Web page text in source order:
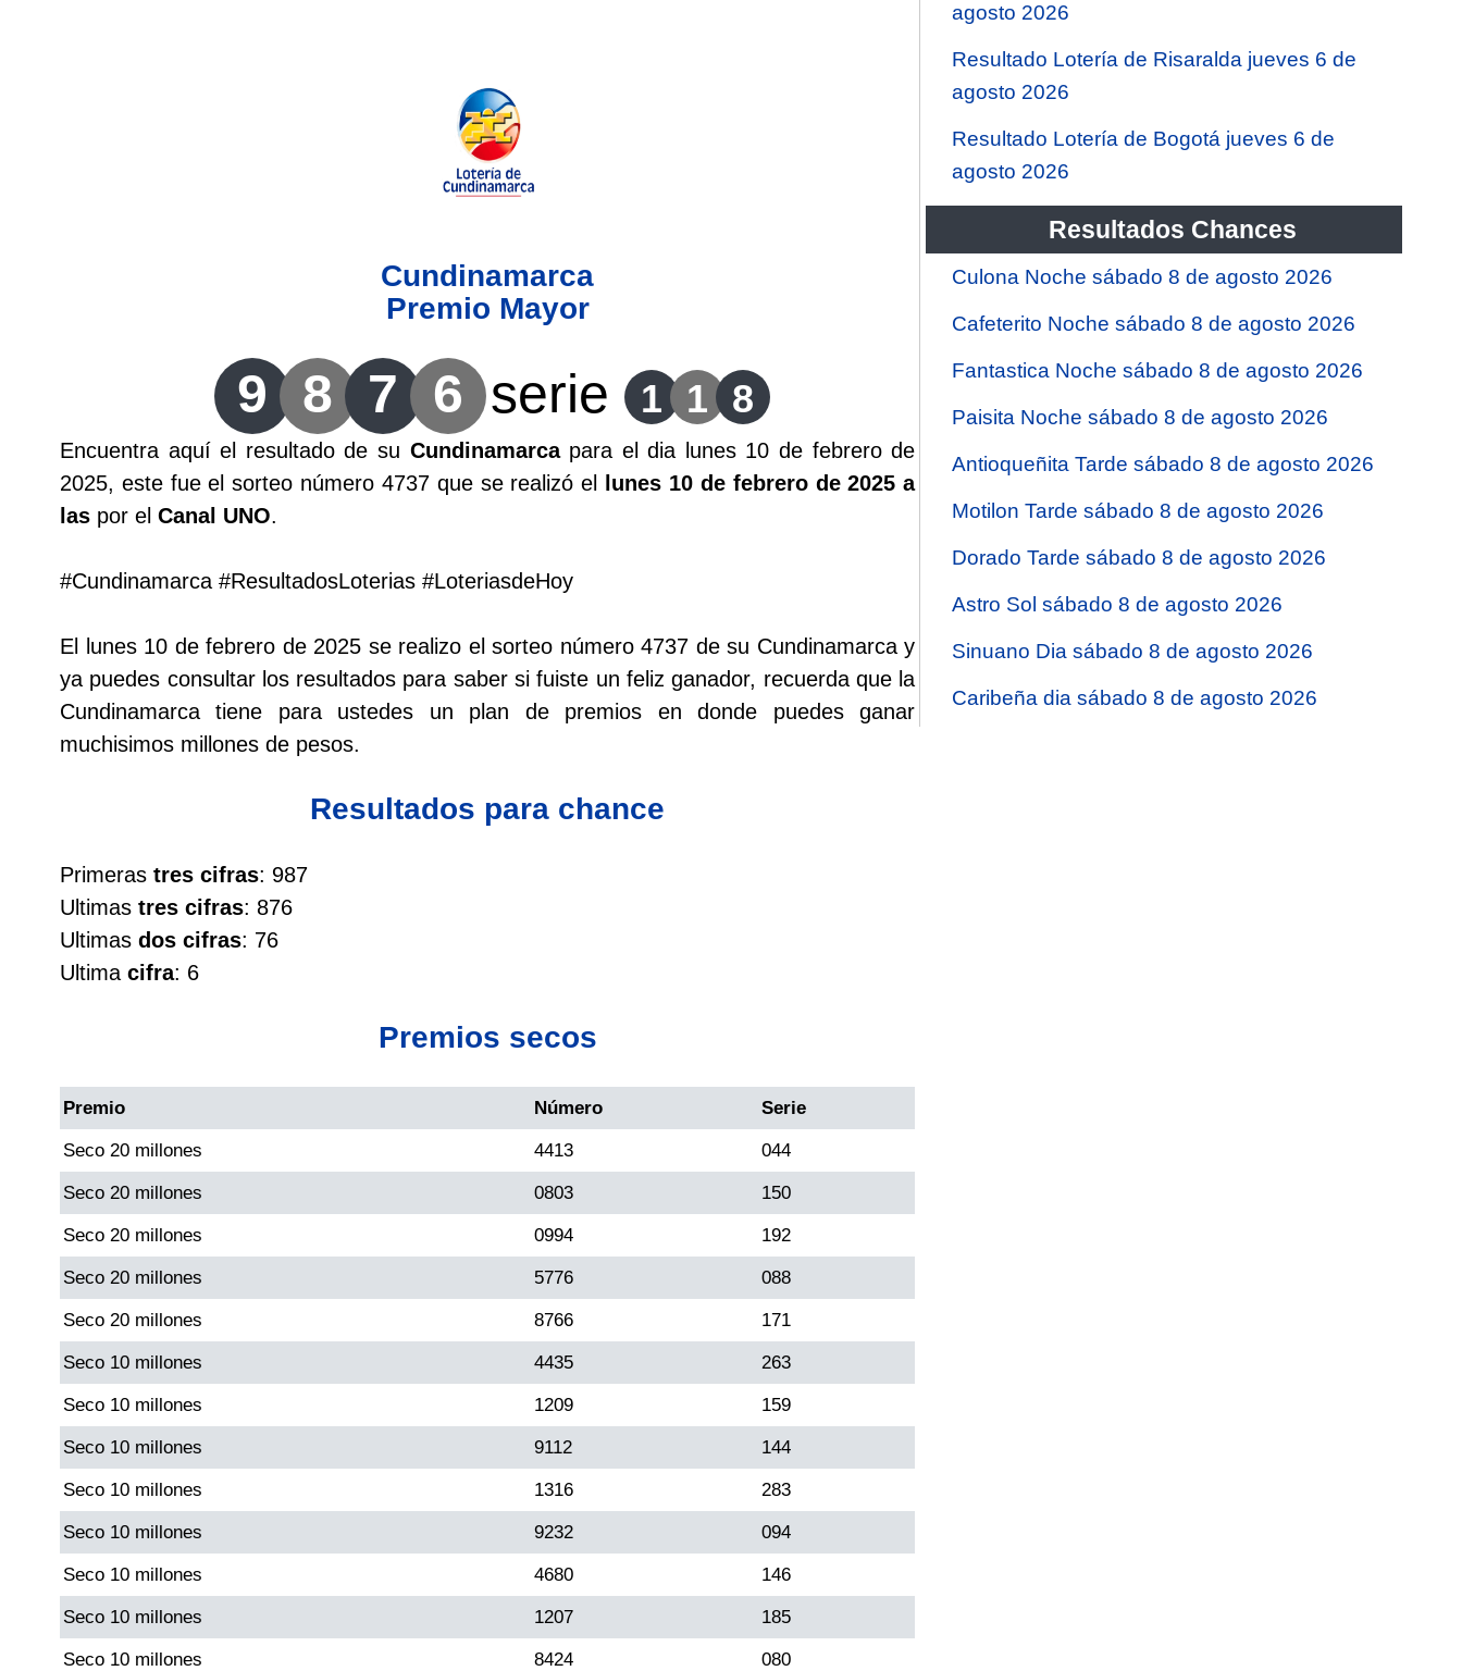
Lotería de Medellín
Lotería de Santander
Extra de Colombia
Antioqueñita Día
Astro Luna
Caribeña Noche
Chontico Día
Chontico Noche
Culona día
Culona noche
Dorado Mañana
Dorado Tarde
Dorado Noche
Cundinamarca
Premio Mayor
9 8 7 6 serie 1 1 8
Encuentra aquí el resultado de su Cundinamarcapara el dia lunes 10 de febrero de
2025, este fue el sorteo número 4737 que se realizó el
lunes 10 de febrero de 2025 a
las por el Canal UNO.
#Cundinamarca #ResultadosLoterias #LoteriasdeHoy
El lunes 10 de febrero de 2025 se realizo el sorteo número 4737 de su Cundinamarca y
ya puedes consultar los resultados para saber si fuiste un feliz ganador, recuerda que la
Cundinamarca tiene para ustedes un plan de premios en donde puedes ganar
muchisimos millones de pesos.
Resultados para chance
Primeras tres cifras: 987
Ultimas tres cifras: 876
Ultimas dos cifras: 76
Ultima cifra: 6
Premios secos
Premio Número Serie
Seco 20 millones 4413 044
Seco 20 millones 0803 150
Seco 20 millones 0994 192
Seco 20 millones 5776 088
Seco 20 millones 8766 171
Seco 10 millones 4435 263
Seco 10 millones 1209 159
Seco 10 millones 9112 144
Seco 10 millones 1316 283
Seco 10 millones 9232 094
Seco 10 millones 4680 146
Seco 10 millones 1207 185
Seco 10 millones 8424 080
agosto 2026
Resultado Lotería de Risaralda jueves 6 de
agosto 2026
Resultado Lotería de Bogotá jueves 6 de
agosto 2026
Resultados Chances
Culona Noche sábado 8 de agosto 2026
Cafeterito Noche sábado 8 de agosto 2026
Fantastica Noche sábado 8 de agosto 2026
Paisita Noche sábado 8 de agosto 2026
Antioqueñita Tarde sábado 8 de agosto 2026
Motilon Tarde sábado 8 de agosto 2026
Dorado Tarde sábado 8 de agosto 2026
Astro Sol sábado 8 de agosto 2026
Sinuano Dia sábado 8 de agosto 2026
Caribeña dia sábado 8 de agosto 2026